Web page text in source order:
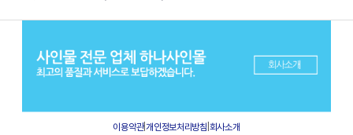
이용약관|개인정보처리방침 회사소개